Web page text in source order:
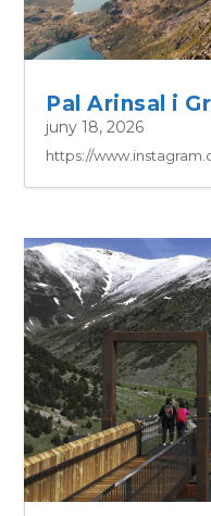
Pal Arinsal i
juny 18, 2026
https://